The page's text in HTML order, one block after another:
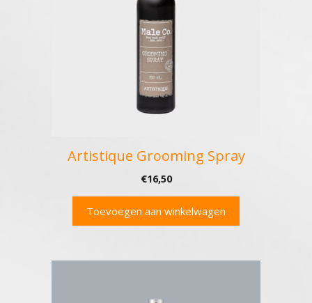
Artistique Grooming Spray
€16,50
Toevoegen aan winkelwagen